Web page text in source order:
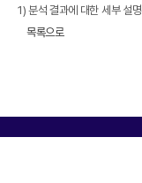
1) 분석 결과에 대한 세부 설
목록으로